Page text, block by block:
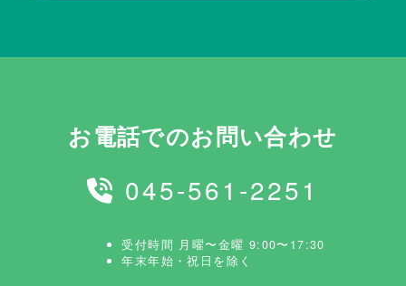
お電話でのお問い合わせ
045-561-2251
受付時間 月曜〜金曜 9:00〜17:30
年末年始・祝日を除く